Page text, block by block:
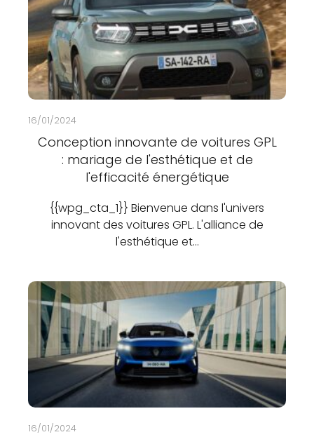
16/01/2024
Conception innovante de voitures GPL
: mariage de l'esthétique et de
l'efficacité énergétique
{{wpg_cta_1}} Bienvenue dans l'univers
innovant des voitures GPL. L'alliance de
l'esthétique et…
16/01/2024